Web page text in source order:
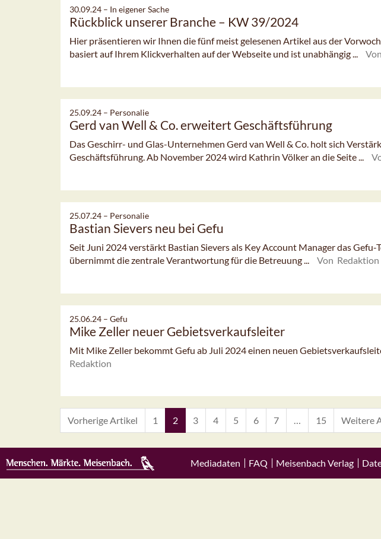
30.09.24 – In eigener Sache
Rückblick unserer Branche – KW 39/2024
Hier präsentieren wir Ihnen die fünf meist gelesenen Artikel aus der
basiert auf Ihrem Klickverhalten auf der Webseite und ist unabhängig ...
25.09.24 – Personalie
Gerd van Well & Co. erweitert Geschäftsführung
Das Geschirr- und Glas-Unternehmen Gerd van Well & Co. holt sich
Geschäftsführung. Ab November 2024 wird Kathrin Völker an die Seite ...
25.07.24 – Personalie
Bastian Sievers neu bei Gefu
Seit Juni 2024 verstärkt Bastian Sievers als Key Account Manager das Gefu-
übernimmt die zentrale Verantwortung für die Betreuung ...
Von Redaktion
25.06.24 – Gefu
Mike Zeller neuer Gebietsverkaufsleiter
Mit Mike Zeller bekommt Gefu ab Juli 2024 einen neuen
Redaktion
Vorherige Artikel 1 2 3 4 5 6 7 … 15 Weitere
Mediadaten FAQ Meisenbach Verlag